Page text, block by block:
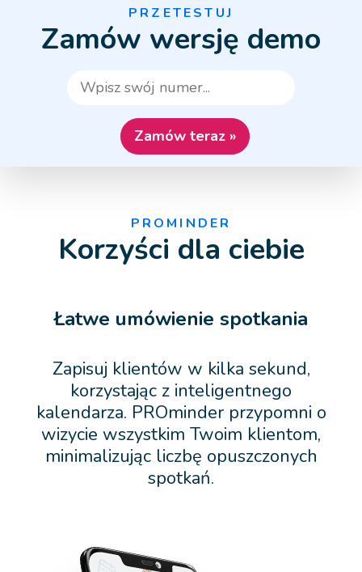
PRZETESTUJ
Zamów wersję demo
PROMINDER
Korzyści dla ciebie
Łatwe umówienie spotkania
Zapisuj klientów w kilka sekund,
korzystając z inteligentnego
kalendarza. PROminder przypomni o
wizycie wszystkim Twoim klientom,
minimalizując liczbę opuszczonych
spotkań.